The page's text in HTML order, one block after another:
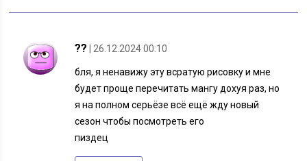
?? | 26.12.2024 00:10
бля, я ненавижу эту всратую рисовку и мне
будет проще перечитать мангу дохуя раз, но
я на полном серьëзе всë ещë жду новый
сезон чтобы посмотреть его
пиздец